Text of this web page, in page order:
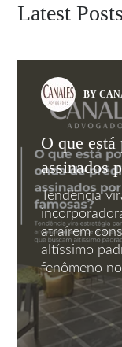
Latest Posts
BY
O que está
assinados
Tendência
atraírem
altíssimo
fenômeno